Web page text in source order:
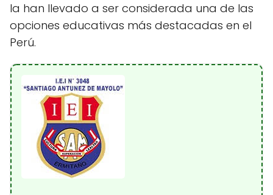
la han llevado a ser considerada una de las
opciones educativas más destacadas en el
Perú.